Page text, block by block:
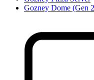
Gozney Dome (Gen